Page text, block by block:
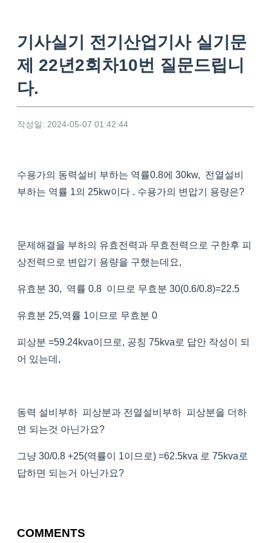
기사실기 전기산업기사 실기문
제 22년2회차10번 질문드립니
다.
작성일: 2024-05-07 01:42:44
수용가의 동력설비 부하는 역률0.8에 30kw, 전열설비
부하는 역률 1의 25kw이다 . 수용가의 변압기 용량은?
문제해결을 부하의 유효전력과 무효전력으로 구한후 피
상전력으로 변압기 용량을 구했는데요,
유효분 30, 역률 0.8 이므로 무효분 30(0.6/0.8)=22.5
유효분 25,역률 1이므로 무효분 0
피상분 =59.24kva이므로, 공칭 75kva로 답안 작성이 되
어 있는데,
동력 설비부하 피상분과 전열설비부하 피상분을 더하
면 되는것 아닌가요?
그냥 30/0.8 +25(역률이 1이므로) =62.5kva 로 75kva로
답하면 되는거 아닌가요?
COMMENTS